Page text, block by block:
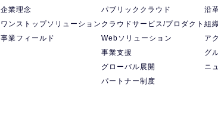
企業理念
ワンストップソリューション
事業フィールド
パブリッククラウド
クラウドサービス/プロダクト
Webソリューション
事業支援
グローバル展開
パートナー制度
沿
組
ア
グ
ニ